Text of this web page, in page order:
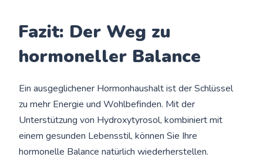
Fazit: Der Weg zu
hormoneller Balance
Ein ausgeglichener Hormonhaushalt ist der Schlüssel
zu mehr Energie und Wohlbefinden. Mit der
Unterstützung von Hydroxytyrosol, kombiniert mit
einem gesunden Lebensstil, können Sie Ihre
hormonelle Balance natürlich wiederherstellen.